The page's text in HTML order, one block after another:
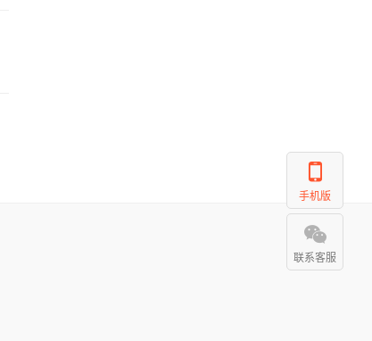
手机版
联系客服